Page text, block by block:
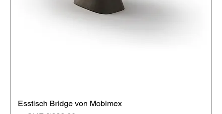
Esstisch Bridge von Mobimex